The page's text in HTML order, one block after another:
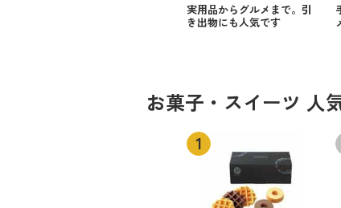
実用品からグルメまで。引
き出物にも人気です
お菓子・スイーツ 人